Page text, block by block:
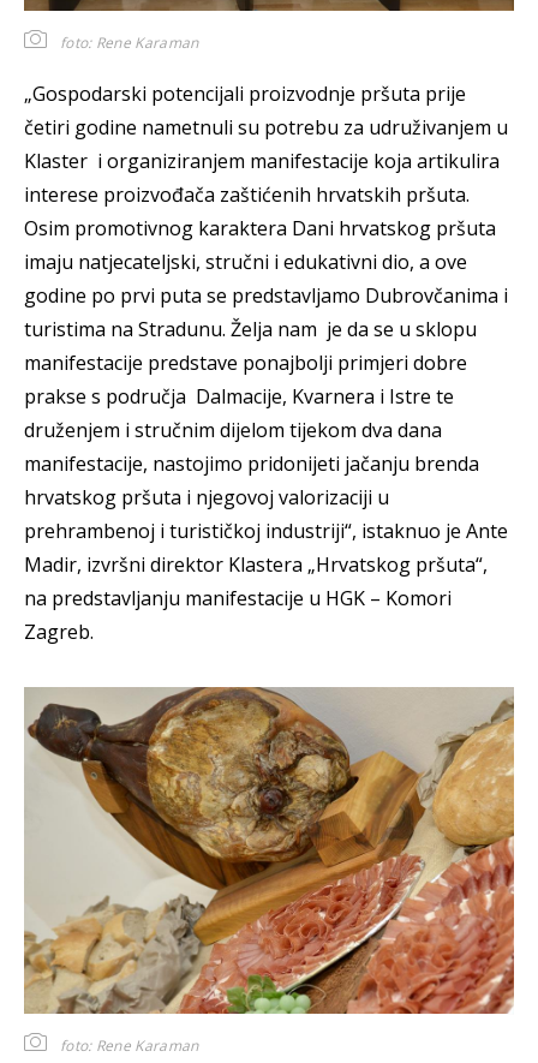
foto: Rene Karaman
„Gospodarski potencijali proizvodnje pršuta prije
četiri godine nametnuli su potrebu za udruživanjem u
Klaster i organiziranjem manifestacije koja artikulira
interese proizvođača zaštićenih hrvatskih pršuta.
Osim promotivnog karaktera Dani hrvatskog pršuta
imaju natjecateljski, stručni i edukativni dio, a ove
godine po prvi puta se predstavljamo Dubrovčanima i
turistima na Stradunu. Želja nam je da se u sklopu
manifestacije predstave ponajbolji primjeri dobre
prakse s područja Dalmacije, Kvarnera i Istre te
druženjem i stručnim dijelom tijekom dva dana
manifestacije, nastojimo pridonijeti jačanju brenda
hrvatskog pršuta i njegovoj valorizaciji u
prehrambenoj i turističkoj industriji“, istaknuo je Ante
Madir, izvršni direktor Klastera „Hrvatskog pršuta“,
na predstavljanju manifestacije u HGK – Komori
Zagreb.
foto: Rene Karaman